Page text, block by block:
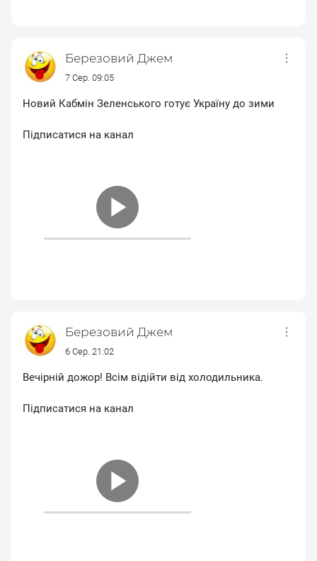
Березовий Джем
7 Сер. 09:05
Новий Кабмін Зеленського готує Україну до зими
Підписатися на канал
Березовий Джем
6 Сер. 21:02
Вечірній дожор! Всім відійти від холодильника.
Підписатися на канал